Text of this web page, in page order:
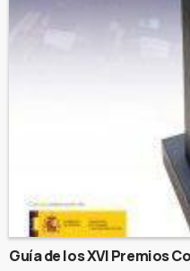
Guía de los XVI Premios